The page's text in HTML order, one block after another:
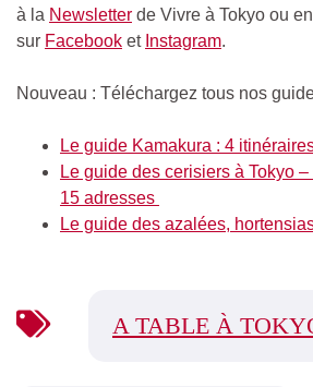
à la Newsletter de Vivre à Tokyo ou
sur Facebook et Instagram.
Nouveau : Téléchargez tous nos
Le guide Kamakura : 4
Le guide des cerisiers à Tokyo
15 adresses
Le guide des azalées,
A TABLE À